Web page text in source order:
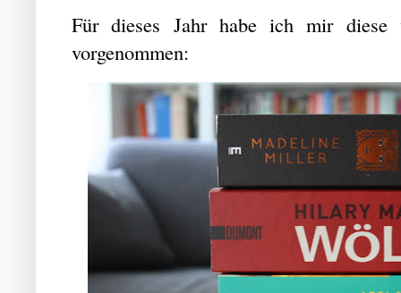
Für dieses Jahr habe ich mir diese
vorgenommen: